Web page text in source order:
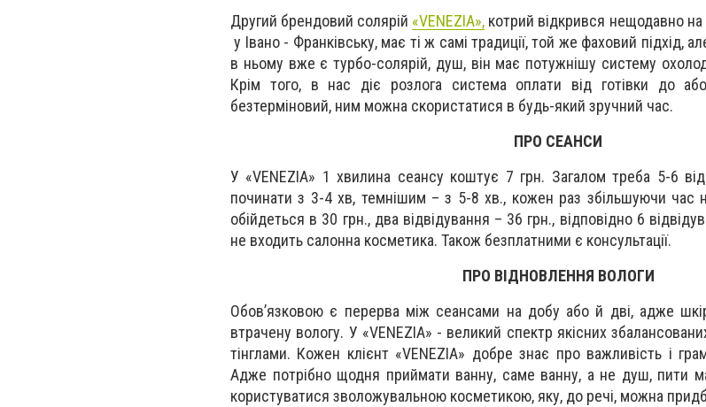
Другий брендовий солярій «VENEZIA», котрий відкрився нещодавно
у Івано - Франківську, має ті ж самі традиції, той же фаховий підхід,
в ньому вже є турбо-солярій, душ, він має потужнішу систему
Крім того, в нас діє розлога система оплати від готівки до
безтерміновий, ним можна скористатися в будь-який зручний час.
ПРО СЕАНСИ
У «VENEZIA» 1 хвилина сеансу коштує 7 грн. Загалом треба 5-6
починати з 3-4 хв, темнішим – з 5-8 хв., кожен раз збільшуючи час
обійдеться в 30 грн., два відвідування – 36 грн., відповідно 6
не входить салонна косметика. Також безплатними є консультації.
ПРО ВІДНОВЛЕННЯ ВОЛОГИ
Обов’язковою є перерва між сеансами на добу або й дві, адже
втрачену вологу. У «VENEZIA» - великий спектр якісних
тінглами. Кожен клієнт «VENEZIA» добре знає про важливість і
Адже потрібно щодня приймати ванну, саме ванну, а не душ, пити
користуватися зволожувальною косметикою, яку, до речі, можна